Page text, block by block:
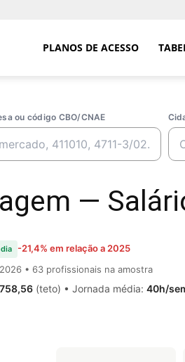
PLANOS DE ACESSO
ou código CBO/CNAE
—
-21,4% em relação a 2025
• 63 profissionais na amostra
(teto) • Jornada média: 40h/